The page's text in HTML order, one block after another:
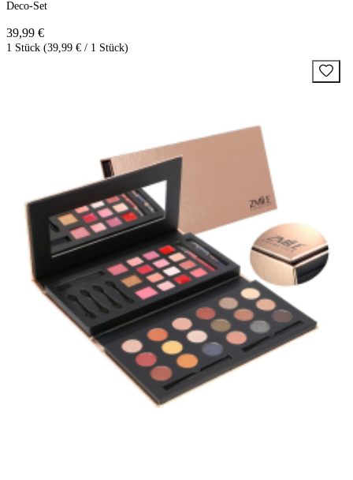
Deco-Set
39,99 €
1 Stück (39,99 € / 1 Stück)